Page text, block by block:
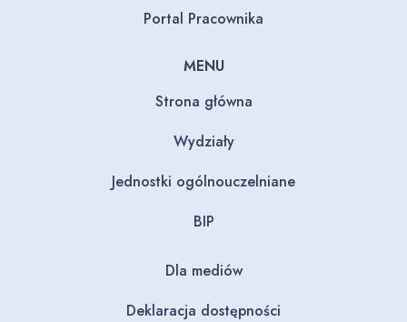
Portal Pracownika
MENU
Strona główna
Wydziały
Jednostki ogólnouczelniane
BIP
Dla mediów
Deklaracja dostępności